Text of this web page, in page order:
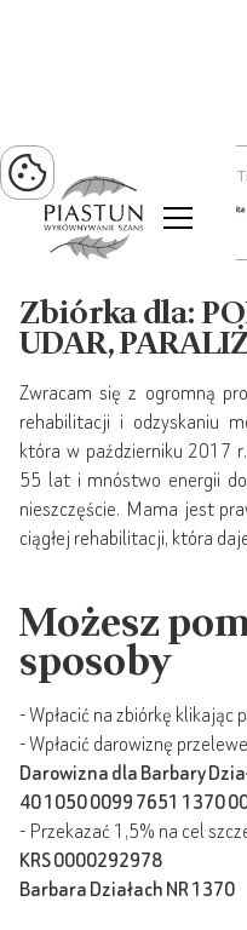
PROJEKT ZIELONA
Zbiórka dla:
UDAR,
Zwracam się z ogromną
rehabilitacji i odzyskaniu
która w październiku 2017
55 lat i mnóstwo energii
nieszczęście. Mama jest
ciągłej rehabilitacji, która
Możesz
sposoby
- Wpłacić na zbiórkę klikając
- Wpłacić darowiznę
Darowizna dla Barbary
40 1050 0099 7651 1370
- Przekazać 1,5% na cel
KRS 0000292978
Barbara Działach NR 1370